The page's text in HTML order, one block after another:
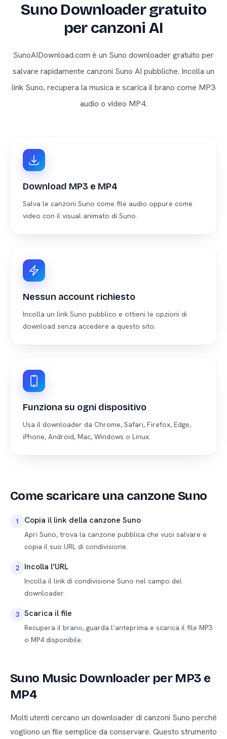
Suno Downloader gratuito
per canzoni AI
SunoAIDownload.com è un Suno downloader gratuito per
salvare rapidamente canzoni Suno AI pubbliche. Incolla un
link Suno, recupera la musica e scarica il brano come MP3
audio o video MP4.
Download MP3 e MP4
Salva le canzoni Suno come file audio oppure come
video con il visual animato di Suno.
Nessun account richiesto
Incolla un link Suno pubblico e ottieni le opzioni di
download senza accedere a questo sito.
Funziona su ogni dispositivo
Usa il downloader da Chrome, Safari, Firefox, Edge,
iPhone, Android, Mac, Windows o Linux.
Come scaricare una canzone Suno
1 Copia il link della canzone Suno
Apri Suno, trova la canzone pubblica che vuoi salvare e
copia il suo URL di condivisione.
2 Incolla l’URL
Incolla il link di condivisione Suno nel campo del
downloader.
3 Scarica il file
Recupera il brano, guarda l’anteprima e scarica il file MP3
o MP4 disponibile.
Suno Music Downloader per MP3 e
MP4
Molti utenti cercano un downloader di canzoni Suno perché
vogliono un file semplice da conservare. Questo strumento